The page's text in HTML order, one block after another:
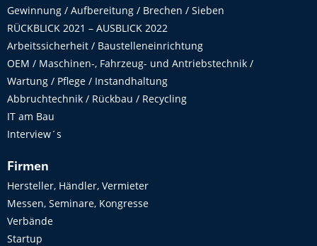
Gewinnung / Aufbereitung / Brechen / Sieben
RÜCKBLICK 2021 – AUSBLICK 2022
Arbeitssicherheit / Baustelleneinrichtung
OEM / Maschinen-, Fahrzeug- und Antriebstechnik /
Wartung / Pflege / Instandhaltung
Abbruchtechnik / Rückbau / Recycling
IT am Bau
Interview´s
Firmen
Hersteller, Händler, Vermieter
Messen, Seminare, Kongresse
Verbände
Startup